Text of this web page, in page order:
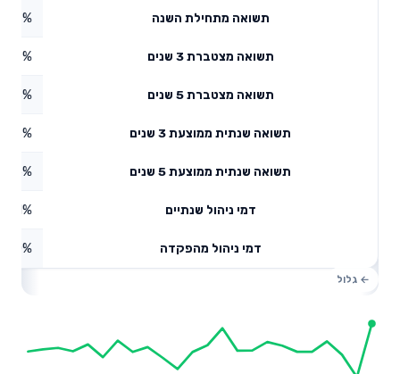
תשואה מתחילת השנה
תשואה מצטברת 3 שנים
תשואה מצטברת 5 שנים
תשואה שנתית ממוצעת 3 שנים
תשואה שנתית ממוצעת 5 שנים
דמי ניהול שנתיים
דמי ניהול מהפקדה 0%